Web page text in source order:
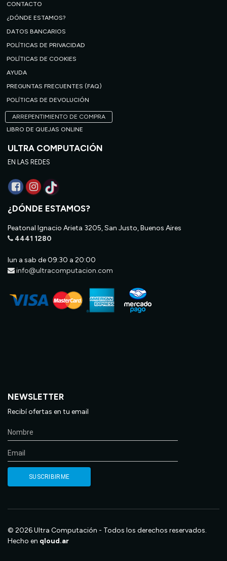
CONTACTO
¿DÓNDE ESTAMOS?
DATOS BANCARIOS
POLÍTICAS DE PRIVACIDAD
POLÍTICAS DE COOKIES
AYUDA
PREGUNTAS FRECUENTES (FAQ)
POLÍTICAS DE DEVOLUCIÓN
ARREPENTIMIENTO DE COMPRA
LIBRO DE QUEJAS ONLINE
ULTRA COMPUTACIÓN
EN LAS REDES
¿DÓNDE ESTAMOS?
Peatonal Ignacio Arieta 3205, San Justo, Buenos Aires
4441 1280
lun a sab de 09:30 a 20:00
info@ultracomputacion.com
NEWSLETTER
Recibí ofertas en tu email
© 2026 Ultra Computación - Todos los derechos reservados.
Hecho en qloud.ar